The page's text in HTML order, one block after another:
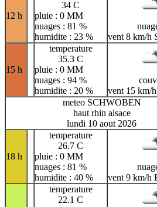
12 h
34 C
pluie : 0 MM
nuages : 81 %
humidite : 23 %
vent 8 km/h
15 h
temperature
35.3 C
pluie : 0 MM
nuages : 94 %
humidite : 20 %
vent 15 km/
meteo SCHWOBEN
haut rhin alsace
lundi 10 aout 2026
18 h
temperature
26.7 C
pluie : 0 MM
nuages : 81 %
humidite : 40 %
vent 9 km/h
temperature
22.1 C